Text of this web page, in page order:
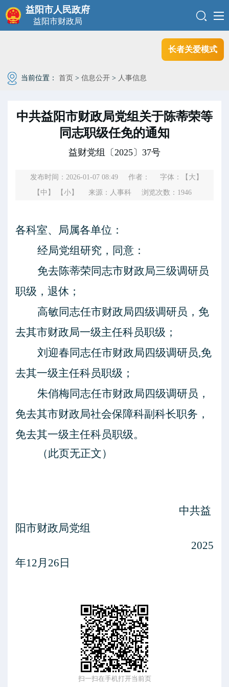
长者关爱模式
益阳市人民政府
益阳市财政局
当前位置： 首页 > 信息公开 > 人事信息
中共益阳市财政局党组关于陈蒂荣等
同志职级任免的通知
益财党组〔2025〕37号
发布时间：2026-01-07 08:49 作者： 字体：
【大】
【中】
【小】 来源：人事科 浏览次数： 1946
各科室、局属各单位：
经局党组研究，同意：
免去陈蒂荣同志市财政局三级调研员
职级，退休；
高敏同志任市财政局四级调研员，免
去其市财政局一级主任科员职级；
刘迎春同志任市财政局四级调研员,免
去其一级主任科员职级；
朱俏梅同志任市财政局四级调研员，
免去其市财政局社会保障科副科长职务，
免去其一级主任科员职级。
（此页无正文）
中共益
阳市财政局党组
2025
年12月 26 日
扫一扫在手机打开当前页